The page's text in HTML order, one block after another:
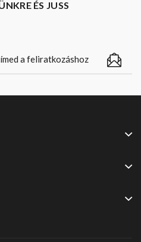
ÉS JUSS